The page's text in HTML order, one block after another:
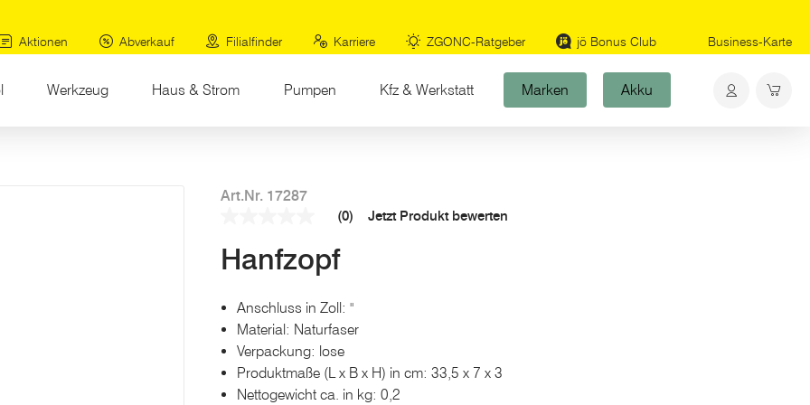
Aktionen
Abverkauf Filialfinder Karriere ZGONC-Ratgeber jö Bonus Club Business-Karte
Werkzeug Haus & Strom Pumpen Kfz & Werkstatt Marken Akku
Art.Nr. 17287
Link
auf
(0) Jetzt Produkt bewerten
Hanfzopf
Anschluss in Zoll: "
Material: Naturfaser
Verpackung: lose
Produktmaße (L x B x H) in cm: 33,5 x 7 x 3
Nettogewicht ca. in kg: 0,2